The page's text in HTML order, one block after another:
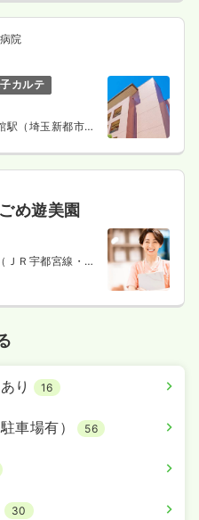
院
カルテ
駅（埼玉新都市交
め遊美園
ＪＲ宇都宮線・Ｊ
り 16
車場有） 56
30